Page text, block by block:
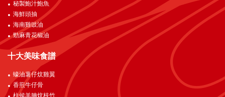
秘製鮑汁鮑魚
海鮮頭抽
海南雞豉油
勁麻青花椒油
十大美味食譜
蠔油薯仔炆雞翼
香煎牛仔骨